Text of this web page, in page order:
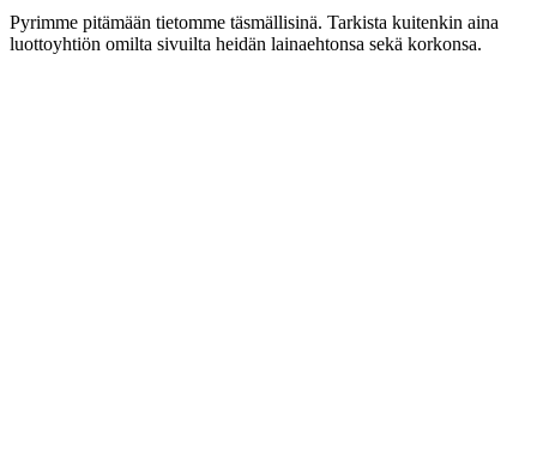
Pyrimme pitämään tietomme täsmällisinä. Tarkista kuitenkin aina
luottoyhtiön omilta sivuilta heidän lainaehtonsa sekä korkonsa.